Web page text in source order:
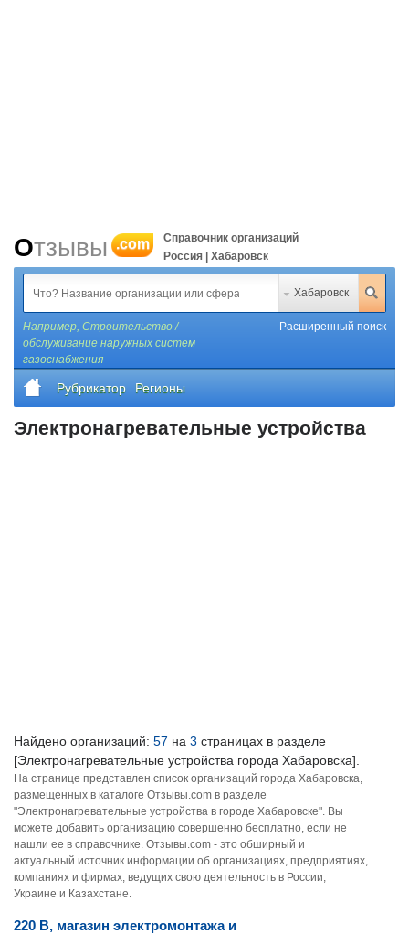
Отзывы .com
Справочник организаций
Россия | Хабаровск
Хабаровск
Например, Строительство /
обслуживание наружных систем
газоснабжения
Расширенный поиск
Рубрикатор Регионы
Электронагревательные устройства
Найдено организаций: 57 на 3 страницах в разделе
[Электронагревательные устройства города Хабаровска].
На странице представлен список организаций города Хабаровска,
размещенных в каталоге Отзывы.com в разделе
"Электронагревательные устройства в городе Хабаровске". Вы
можете добавить организацию совершенно бесплатно, если не
нашли ее в справочнике. Отзывы.com - это обширный и
актуальный источник информации об организациях, предприятиях,
компаниях и фирмах, ведущих свою деятельность в России,
Украине и Казахстане.
220 В, магазин электромонтажа и